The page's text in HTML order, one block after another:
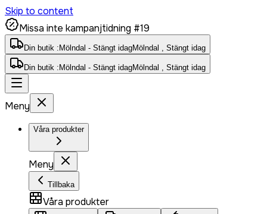
Skip to content
Missa inte kampanjtidning #19
Din butik : Mölndal - Stängt idagMölndal , Stängt idag
Din butik : Mölndal - Stängt idagMölndal , Stängt idag
Meny
Våra produkter
Meny
Tillbaka
Våra produkter